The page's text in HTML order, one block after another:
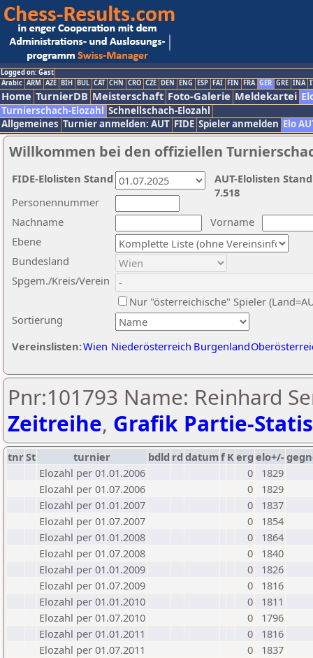
Logged on: Gast
Arabic ARM AZE BIH BUL CAT CHN CRO CZE DEN ENG ESP FAI FIN FRA GER GRE INA
Home TurnierDB Meisterschaft Foto-Galerie Meldekartei
Turnierschach-Elozahl Schnellschach-Elozahl
Allgemeines Turnier anmelden: AUT FIDE Spieler anmelden Elo
Willkommen bei den offiziellen
Nachname
Vorname
Ebene
Sortierung
Personennummer
Bundesland
Spgem./Kreis/Verein
Nur "österreichische" Spieler
Vereinslisten:Wien Niederösterreich Burgenland
AUT-Elolisten
7.518
FIDE-Elolisten Stand
Pnr:101793 Name: Reinhard
Zeitreihe, Grafik Partie-
tnrSt turnier bdld rd datumf Kerg elo+/-
Elozahl per 01.01.2006
0
1829
Elozahl per 01.07.2006
0
1829
Elozahl per 01.01.2007
0
1837
Elozahl per 01.07.2007
0
1854
Elozahl per 01.01.2008
0
1864
Elozahl per 01.07.2008
0
1840
Elozahl per 01.01.2009
0
1826
Elozahl per 01.07.2009
0
1816
Elozahl per 01.01.2010
0
1811
Elozahl per 01.07.2010
0
1796
Elozahl per 01.01.2011
0
1816
Elozahl per 01.07.2011
0
1837